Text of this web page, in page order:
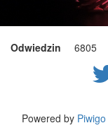
Odwiedzin 6805
Powered by Piwigo